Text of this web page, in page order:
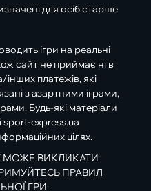
для осіб старше
ігри на реальні
сайт не приймає ні в
інших платежів, які
з азартними іграми,
Будь-які матеріали
sport-express.ua
цілях.
МОЖЕ ВИКЛИКАТИ
ПРАВИЛ
ГРИ.